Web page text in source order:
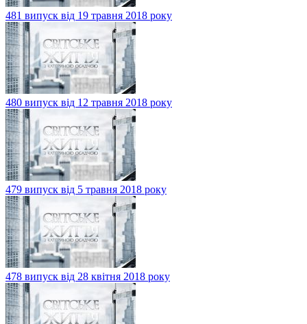
481 випуск від 19 травня 2018 року
480 випуск від 12 травня 2018 року
479 випуск від 5 травня 2018 року
478 випуск від 28 квітня 2018 року